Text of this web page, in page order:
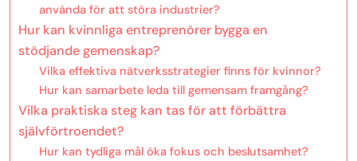
använda för att störa industrier?
Hur kan kvinnliga entreprenörer bygga en
stödjande gemenskap?
Vilka effektiva nätverksstrategier finns för kvinnor?
Hur kan samarbete leda till gemensam framgång?
Vilka praktiska steg kan tas för att förbättra
självförtroendet?
Hur kan tydliga mål öka fokus och beslutsamhet?